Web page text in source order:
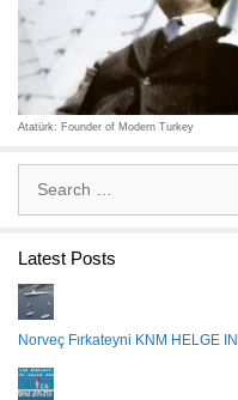
Atatürk: Founder of Modern Turkey
Latest Posts
Norveç Fırkateyni KNM HELGE